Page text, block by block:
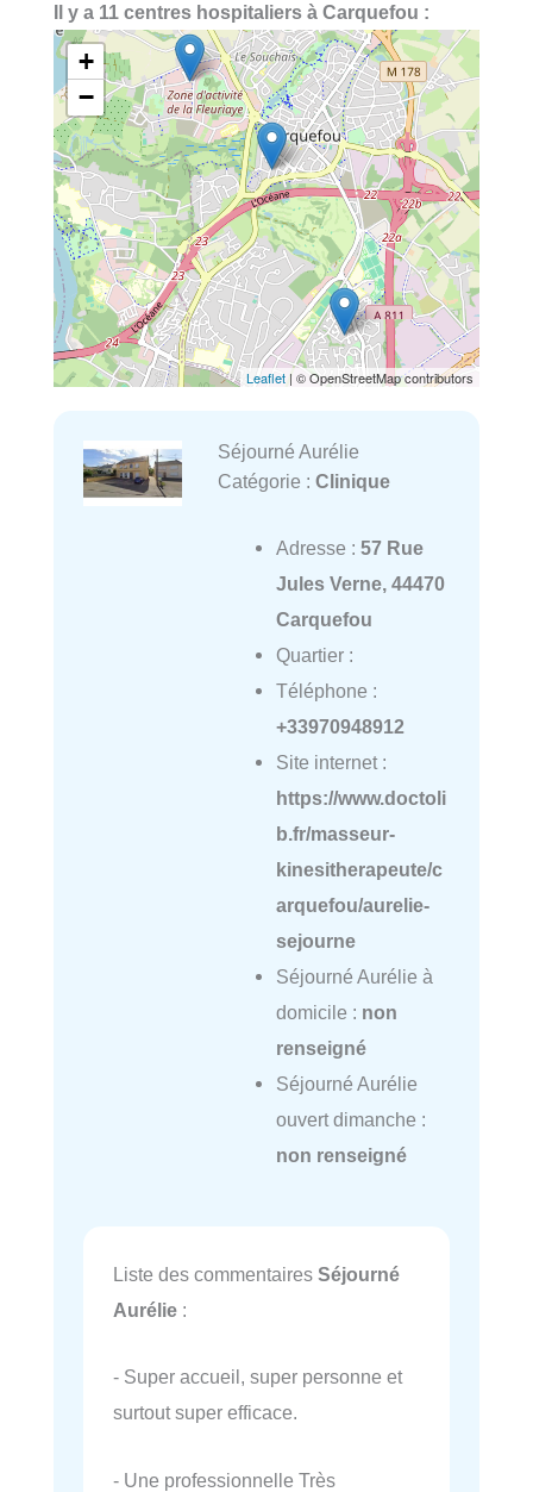
Il y a 11 centres hospitaliers à Carquefou :
+
−
Leaflet | © OpenStreetMap contributors
Séjourné Aurélie
Catégorie : Clinique
Adresse : 57 Rue
Jules Verne, 44470
Carquefou
Quartier :
Téléphone :
+33970948912
Site internet :
https://www.doctoli
b.fr/masseur-
kinesitherapeute/c
arquefou/aurelie-
sejourne
Séjourné Aurélie à
domicile : non
renseigné
Séjourné Aurélie
ouvert dimanche :
non renseigné
Liste des commentaires Séjourné
Aurélie :
- Super accueil, super personne et
surtout super efficace.
- Une professionnelle Très